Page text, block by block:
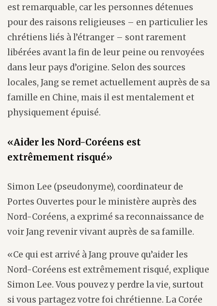
est remarquable, car les personnes détenues
pour des raisons religieuses – en particulier les
chrétiens liés à l’étranger – sont rarement
libérées avant la fin de leur peine ou renvoyées
dans leur pays d’origine. Selon des sources
locales, Jang se remet actuellement auprès de sa
famille en Chine, mais il est mentalement et
physiquement épuisé.
«Aider les Nord-Coréens est
extrêmement risqué»
Simon Lee (pseudonyme), coordinateur de
Portes Ouvertes pour le ministère auprès des
Nord-Coréens, a exprimé sa reconnaissance de
voir Jang revenir vivant auprès de sa famille.
«Ce qui est arrivé à Jang prouve qu’aider les
Nord-Coréens est extrêmement risqué, explique
Simon Lee. Vous pouvez y perdre la vie, surtout
si vous partagez votre foi chrétienne. La Corée